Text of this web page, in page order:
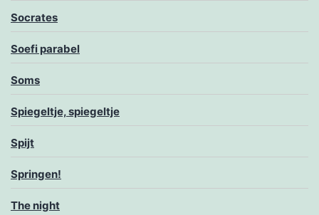
Socrates
Soefi parabel
Soms
Spiegeltje, spiegeltje
Spijt
Springen!
The night